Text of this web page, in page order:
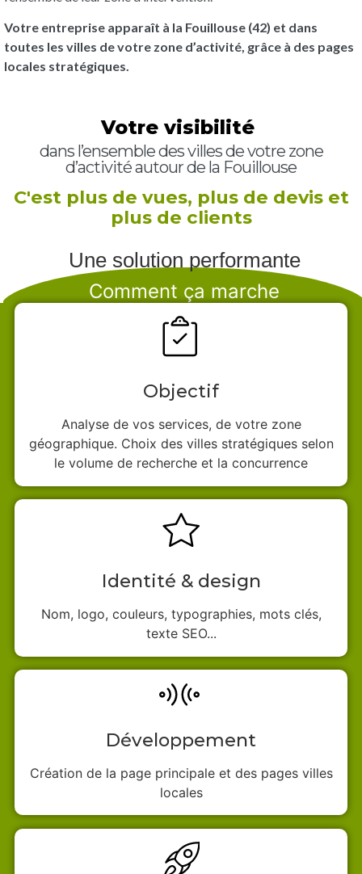
Votre entreprise apparaît à la Fouillouse (42) et dans
toutes les villes de votre zone d’activité, grâce à des pages
locales stratégiques.
Votre visibilité
dans l’ensemble des villes de votre zone
d’activité autour de la Fouillouse
C'est plus de vues, plus de devis et
plus de clients
Une solution performante
Comment ça marche
Objectif
Analyse de vos services, de votre zone
géographique. Choix des villes stratégiques selon
le volume de recherche et la concurrence
Identité & design
Nom, logo, couleurs, typographies, mots clés,
texte SEO...
Développement
Création de la page principale et des pages villes
locales